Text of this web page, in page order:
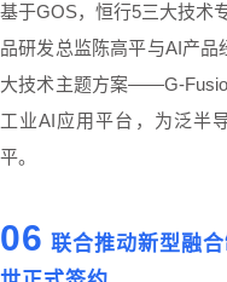
基于GOS，恒行5三大技术
品研发总监陈高平与AI产
大技术主题方案——G-
工业AI应用平台，为泛半
平。
06 联合推动新型融